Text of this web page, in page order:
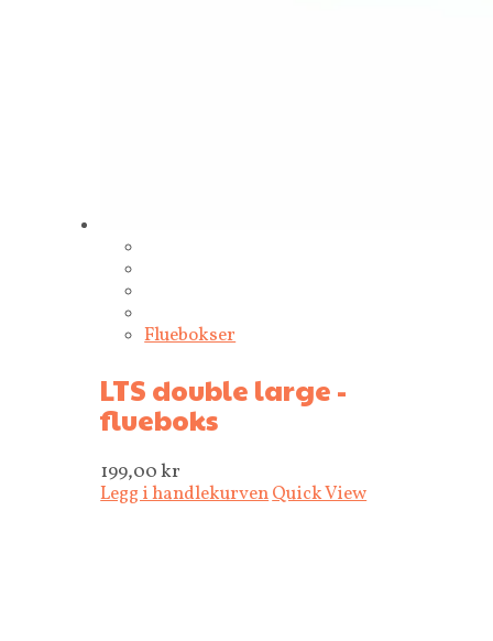
Fluebokser
LTS double large -
flueboks
199,00kr
Legg i handlekurvenQuick View